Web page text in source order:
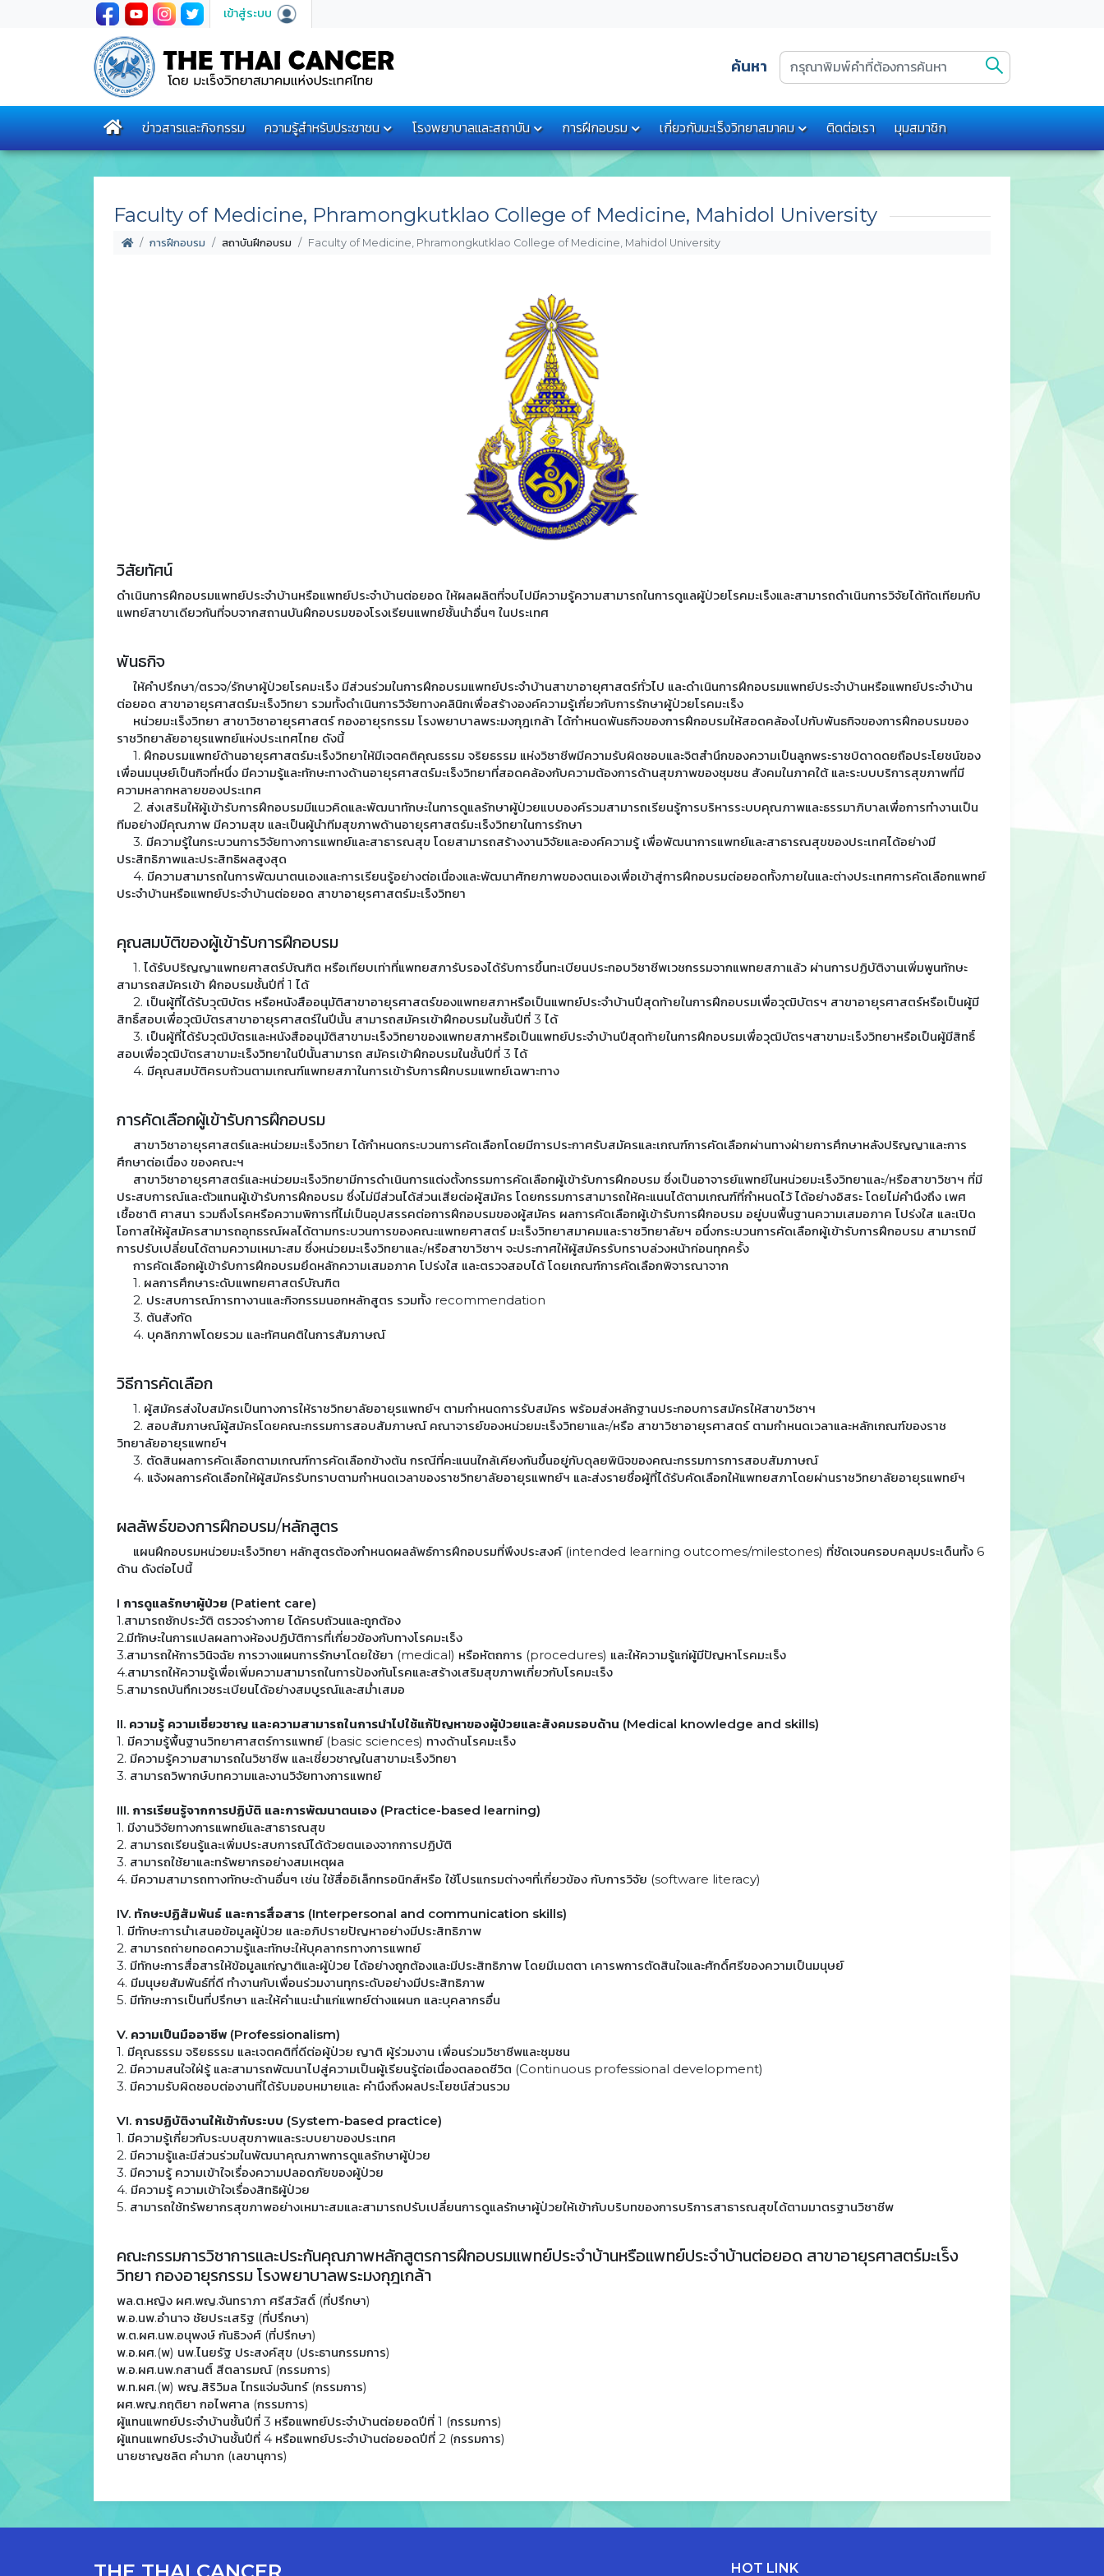
เข้าสู่ระบบ
ค้นหา
ข่าวสารและกิจกรรม ความรู้สำหรับประชาชน โรงพยาบาลและสถาบัน การฝึกอบรม เกี่ยวกับมะเร็งวิทยาสมาคม ติดต่อเรา มุมสมาชิก
Faculty of Medicine, Phramongkutklao College of Medicine, Mahidol University
การฝึกอบรม สถาบันฝึกอบรม Faculty of Medicine, Phramongkutklao College of Medicine, Mahidol University
วิสัยทัศน์
ดำเนินการฝึกอบรมแพทย์ประจำบ้านหรือแพทย์ประจำบ้านต่อยอด ให้ผลผลิตที่จบไปมีความรู้ความสามารถในการดูแลผู้ป่วยโรคมะเร็งและสามารถดำเนินการวิจัยได้ทัดเทียมกับ
แพทย์สาขาเดียวกันที่จบจากสถานบันฝึกอบรมของโรงเรียนแพทย์ชั้นนำอื่นๆ ในประเทศ
พันธกิจ
ให้คำปรึกษา/ตรวจ/รักษาผู้ป่วยโรคมะเร็ง มีส่วนร่วมในการฝึกอบรมแพทย์ประจำบ้านสาขาอายุศาสตร์ทั่วไป และดำเนินการฝึกอบรมแพทย์ประจำบ้านหรือแพทย์ประจำบ้าน
ต่อยอด สาขาอายุรศาสตร์มะเร็งวิทยา รวมทั้งดำเนินการวิจัยทางคลินิกเพื่อสร้างองค์ความรู้เกี่ยวกับการรักษาผู้ป่วยโรคมะเร็ง
หน่วยมะเร็งวิทยา สาขาวิชาอายุรศาสตร์ กองอายุรกรรม โรงพยาบาลพระมงกุฎเกล้า ได้กำหนดพันธกิจของการฝึกอบรมให้สอดคล้องไปกับพันธกิจของการฝึกอบรมของ
ราชวิทยาลัยอายุรแพทย์แห่งประเทศไทย ดังนี้
1. ฝึกอบรมแพทย์ด้านอายุรศาสตร์มะเร็งวิทยาให้มีเจตคติคุณธรรม จริยธรรม แห่งวิชาชีพมีความรับผิดชอบและจิตสำนึกของความเป็นลูกพระราชบิดาดดยถือประโยชน์ของ
เพื่อนมนุษย์เป็นกิจที่หนึ่ง มีความรู้และทักษะทางด้านอายุรศาสตร์มะเร็งวิทยาที่สอดคล้องกับความต้องการด้านสุขภาพของชุมชน สังคมในภาคใต้ และระบบบริการสุขภาพที่มี
ความหลากหลายของประเทศ
2. ส่งเสริมให้ผู้เข้ารับการฝึกอบรมมีแนวคิดและพัฒนาทักษะในการดูแลรักษาผู้ป่วยแบบองค์รวมสามารถเรียนรู้การบริหารระบบคุณภาพและธรรมาภิบาลเพื่อการทำงานเป็น
ทีมอย่างมีคุณภาพ มีความสุข และเป็นผู้นำทีมสุขภาพด้านอายุรศาสตร์มะเร็งวิทยาในการรักษา
3. มีความรู้ในกระบวนการวิจัยทางการแพทย์และสาธารณสุข โดยสามารถสร้างงานวิจัยและองค์ความรู้ เพื่อพัฒนาการแพทย์และสาธารณสุขของประเทศได้อย่างมี
ประสิทธิภาพและประสิทธิผลสูงสุด
4. มีความสามารถในการพัฒนาตนเองและการเรียนรู้อย่างต่อเนื่องและพัฒนาศักยภาพของตนเองเพื่อเข้าสู่การฝึกอบรมต่อยอดทั้งภายในและต่างประเทศการคัดเลือกแพทย์
ประจำบ้านหรือแพทย์ประจำบ้านต่อยอด สาขาอายุรศาสตร์มะเร็งวิทยา
คุณสมบัติของผู้เข้ารับการฝึกอบรม
1. ได้รับปริญญาแพทยศาสตร์บัณฑิต หรือเทียบเท่าที่แพทยสภารับรองได้รับการขึ้นทะเบียนประกอบวิชาชีพเวชกรรมจากแพทยสภาแล้ว ผ่านการปฏิบัติงานเพิ่มพูนทักษะ
สามารถสมัครเข้า ฝึกอบรมชั้นปีที่ 1 ได้
2. เป็นผู้ที่ได้รับวุฒิบัตร หรือหนังสืออนุมัติสาขาอายุรศาสตร์ของแพทยสภาหรือเป็นแพทย์ประจําบ้านปีสุดท้ายในการฝึกอบรมเพื่อวุฒิบัตรฯ สาขาอายุรศาสตร์หรือเป็นผู้มี
สิทธิ์สอบเพื่อวุฒิบัตรสาขาอายุรศาสตร์ในปีนั้น สามารถสมัครเข้าฝึกอบรมในชั้นปีที่ 3 ได้
3. เป็นผู้ที่ได้รับวุฒิบัตรและหนังสืออนุมัติสาขามะเร็งวิทยาของแพทยสภาหรือเป็นแพทย์ประจําบ้านปีสุดท้ายในการฝึกอบรมเพื่อวุฒิบัตรฯสาขามะเร็งวิทยาหรือเป็นผู้มีสิทธิ์
สอบเพื่อวุฒิบัตรสาขามะเร็งวิทยาในปีนั้นสามารถ สมัครเข้าฝึกอบรมในชั้นปีที่ 3 ได้
4. มีคุณสมบัติครบถ้วนตามเกณฑ์แพทยสภาในการเข้ารับการฝึกบรมแพทย์เฉพาะทาง
การคัดเลือกผู้เข้ารับการฝึกอบรม
สาขาวิชาอายุรศาสตร์และหน่วยมะเร็งวิทยา ได้กำหนดกระบวนการคัดเลือกโดยมีการประกาศรับสมัครและเกณฑ์การคัดเลือกผ่านทางฝ่ายการศึกษาหลังปริญญาและการ
ศึกษาต่อเนื่อง ของคณะฯ
สาขาวิชาอายุรศาสตร์และหน่วยมะเร็งวิทยามีการดำเนินการแต่งตั้งกรรมการคัดเลือกผู้เข้ารับการฝึกอบรม ซึ่งเป็นอาจารย์แพทย์ในหน่วยมะเร็งวิทยาและ/หรือสาขาวิชาฯ ที่มี
ประสบการณ์และตัวแทนผู้เข้ารับการฝึกอบรม ซึ่งไม่มีส่วนได้ส่วนเสียต่อผู้สมัคร โดยกรรมการสามารถให้คะแนนได้ตามเกณฑ์ที่กำหนดไว้ ได้อย่างอิสระ โดยไม่คำนึงถึง เพศ
เชื้อชาติ ศาสนา รวมถึงโรคหรือความพิการที่ไม่เป็นอุปสรรคต่อการฝึกอบรมของผู้สมัคร ผลการคัดเลือกผู้เข้ารับการฝึกอบรม อยู่บนพื้นฐานความเสมอภาค โปร่งใส และเปิด
โอกาสให้ผู้สมัครสามารถอุทธรณ์ผลได้ตามกระบวนการของคณะแพทยศาสตร์ มะเร็งวิทยาสมาคมและราชวิทยาลัยฯ อนึ่งกระบวนการคัดเลือกผู้เข้ารับการฝึกอบรม สามารถมี
การปรับเปลี่ยนได้ตามความเหมาะสม ซึ่งหน่วยมะเร็งวิทยาและ/หรือสาขาวิชาฯ จะประกาศให้ผู้สมัครรับทราบล่วงหน้าก่อนทุกครั้ง
การคัดเลือกผู้เข้ารับการฝึกอบรมยึดหลักความเสมอภาค โปร่งใส และตรวจสอบได้ โดยเกณฑ์การคัดเลือกพิจารณาจาก
1. ผลการศึกษาระดับแพทยศาสตร์บัณฑิต
2. ประสบการณ์การทางานและกิจกรรมนอกหลักสูตร รวมทั้ง recommendation
3. ต้นสังกัด
4. บุคลิกภาพโดยรวม และทัศนคติในการสัมภาษณ์
วิธีการคัดเลือก
1. ผู้สมัครส่งใบสมัครเป็นทางการให้ราชวิทยาลัยอายุรแพทย์ฯ ตามกำหนดการรับสมัคร พร้อมส่งหลักฐานประกอบการสมัครให้สาขาวิชาฯ
2. สอบสัมภาษณ์ผู้สมัครโดยคณะกรรมการสอบสัมภาษณ์ คณาจารย์ของหน่วยมะเร็งวิทยาและ/หรือ สาขาวิชาอายุรศาสตร์ ตามกำหนดเวลาและหลักเกณฑ์ของราช
วิทยาลัยอายุรแพทย์ฯ
3. ตัดสินผลการคัดเลือกตามเกณฑ์การคัดเลือกข้างต้น กรณีที่คะแนนใกล้เคียงกันขึ้นอยู่กับดุลยพินิจของคณะกรรมการการสอบสัมภาษณ์
4. แจ้งผลการคัดเลือกให้ผู้สมัครรับทราบตามกำหนดเวลาของราชวิทยาลัยอายุรแพทย์ฯ และส่งรายชื่อผู้ที่ได้รับคัดเลือกให้แพทยสภาโดยผ่านราชวิทยาลัยอายุรแพทย์ฯ
ผลลัพธ์ของการฝึกอบรม/หลักสูตร
แผนฝึกอบรมหน่วยมะเร็งวิทยา หลักสูตรต้องกำหนดผลลัพธ์การฝึกอบรมที่พึงประสงค์ (intended learning outcomes/milestones) ที่ชัดเจนครอบคลุมประเด็นทั้ง 6
ด้าน ดังต่อไปนี้
I การดูแลรักษาผู้ป่วย (Patient care)
1.สามารถซักประวัติ ตรวจร่างกาย ได้ครบถ้วนและถูกต้อง
2.มีทักษะในการแปลผลทางห้องปฏิบัติการที่เกี่ยวข้องกับทางโรคมะเร็ง
3.สามารถให้การวินิจฉัย การวางแผนการรักษาโดยใช้ยา (medical) หรือหัตถการ (procedures) และให้ความรู้แก่ผู้มีปัญหาโรคมะเร็ง
4.สามารถให้ความรู้เพื่อเพิ่มความสามารถในการป้องกันโรคและสร้างเสริมสุขภาพเกี่ยวกับโรคมะเร็ง
5.สามารถบันทึกเวชระเบียนได้อย่างสมบูรณ์และสม่ำเสมอ
II. ความรู้ ความเชี่ยวชาญ และความสามารถในการนำไปใช้แก้ปัญหาของผู้ป่วยและสังคมรอบด้าน (Medical knowledge and skills)
1. มีความรู้พื้นฐานวิทยาศาสตร์การแพทย์ (basic sciences) ทางด้านโรคมะเร็ง
2. มีความรู้ความสามารถในวิชาชีพ และเชี่ยวชาญในสาขามะเร็งวิทยา
3. สามารถวิพากษ์บทความและงานวิจัยทางการแพทย์
III. การเรียนรู้จากการปฏิบัติ และการพัฒนาตนเอง (Practice-based learning)
1. มีงานวิจัยทางการแพทย์และสาธารณสุข
2. สามารถเรียนรู้และเพิ่มประสบการณ์ได้ด้วยตนเองจากการปฏิบัติ
3. สามารถใช้ยาและทรัพยากรอย่างสมเหตุผล
4. มีความสามารถทางทักษะด้านอื่นๆ เช่น ใช้สื่ออิเล็กทรอนิกส์หรือ ใช้โปรแกรมต่างๆที่เกี่ยวข้อง กับการวิจัย (software literacy)
IV. ทักษะปฏิสัมพันธ์ และการสื่อสาร (Interpersonal and communication skills)
1. มีทักษะการนำเสนอข้อมูลผู้ป่วย และอภิปรายปัญหาอย่างมีประสิทธิภาพ
2. สามารถถ่ายทอดความรู้และทักษะให้บุคลากรทางการแพทย์
3. มีทักษะการสื่อสารให้ข้อมูลแก่ญาติและผู้ป่วย ได้อย่างถูกต้องและมีประสิทธิภาพ โดยมีเมตตา เคารพการตัดสินใจและศักดิ์ศรีของความเป็นมนุษย์
4. มีมนุษยสัมพันธ์ที่ดี ทำงานกับเพื่อนร่วมงานทุกระดับอย่างมีประสิทธิภาพ
5. มีทักษะการเป็นที่ปรึกษา และให้คำแนะนำแก่แพทย์ต่างแผนก และบุคลากรอื่น
V. ความเป็นมืออาชีพ (Professionalism)
1. มีคุณธรรม จริยธรรม และเจตคติที่ดีต่อผู้ป่วย ญาติ ผู้ร่วมงาน เพื่อนร่วมวิชาชีพและชุมชน
2. มีความสนใจใฝ่รู้ และสามารถพัฒนาไปสู่ความเป็นผู้เรียนรู้ต่อเนื่องตลอดชีวิต (Continuous professional development)
3. มีความรับผิดชอบต่องานที่ได้รับมอบหมายและ คำนึงถึงผลประโยชน์ส่วนรวม
VI. การปฏิบัติงานให้เข้ากับระบบ (System-based practice)
1. มีความรู้เกี่ยวกับระบบสุขภาพและระบบยาของประเทศ
2. มีความรู้และมีส่วนร่วมในพัฒนาคุณภาพการดูแลรักษาผู้ป่วย
3. มีความรู้ ความเข้าใจเรื่องความปลอดภัยของผู้ป่วย
4. มีความรู้ ความเข้าใจเรื่องสิทธิผู้ป่วย
5. สามารถใช้ทรัพยากรสุขภาพอย่างเหมาะสมและสามารถปรับเปลี่ยนการดูแลรักษาผู้ป่วยให้เข้ากับบริบทของการบริการสาธารณสุขได้ตามมาตรฐานวิชาชีพ
คณะกรรมการวิชาการและประกันคุณภาพหลักสูตรการฝึกอบรมแพทย์ประจำบ้านหรือแพทย์ประจำบ้านต่อยอด สาขาอายุรศาสตร์มะเร็ง
วิทยา กองอายุรกรรม โรงพยาบาลพระมงกุฎเกล้า
พล.ต.หญิง ผศ.พญ.จันทราภา ศรีสวัสดิ์ (ที่ปรึกษา)
พ.อ.นพ.อำนาจ ชัยประเสริฐ (ที่ปรึกษา)
พ.ต.ผศ.นพ.อนุพงษ์ กันธิวงศ์ (ที่ปรึกษา)
พ.อ.ผศ.(พ) นพ.ไนยรัฐ ประสงค์สุข (ประธานกรรมการ)
พ.อ.ผศ.นพ.กสานติ์ สีตลารมณ์ (กรรมการ)
พ.ท.ผศ.(พ) พญ.สิริวิมล ไทรแจ่มจันทร์ (กรรมการ)
ผศ.พญ.กฤติยา กอไพศาล (กรรมการ)
ผู้แทนแพทย์ประจำบ้านชั้นปีที่ 3 หรือแพทย์ประจำบ้านต่อยอดปีที่ 1 (กรรมการ)
ผู้แทนแพทย์ประจำบ้านชั้นปีที่ 4 หรือแพทย์ประจำบ้านต่อยอดปีที่ 2 (กรรมการ)
นายชาญชลิต คำมาก (เลขานุการ)
HOT LINK